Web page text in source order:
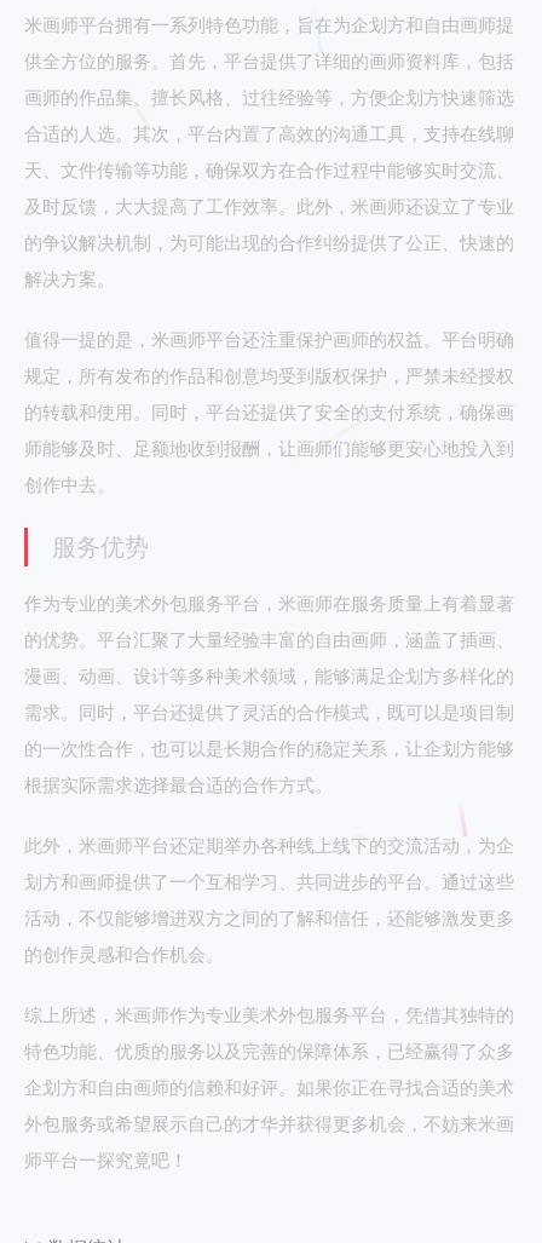
米画师平台拥有一系列特色功能，旨在为企划方和自由画师提
供全方位的服务。首先，平台提供了详细的画师资料库，包括
画师的作品集、擅长风格、过往经验等，方便企划方快速筛选
合适的人选。其次，平台内置了高效的沟通工具，支持在线聊
天、文件传输等功能，确保双方在合作过程中能够实时交流、
及时反馈，大大提高了工作效率。此外，米画师还设立了专业
的争议解决机制，为可能出现的合作纠纷提供了公正、快速的
解决方案。
值得一提的是，米画师平台还注重保护画师的权益。平台明确
规定，所有发布的作品和创意均受到版权保护，严禁未经授权
的转载和使用。同时，平台还提供了安全的支付系统，确保画
师能够及时、足额地收到报酬，让画师们能够更安心地投入到
创作中去。
服务优势
作为专业的美术外包服务平台，米画师在服务质量上有着显著
的优势。平台汇聚了大量经验丰富的自由画师，涵盖了插画、
漫画、动画、设计等多种美术领域，能够满足企划方多样化的
需求。同时，平台还提供了灵活的合作模式，既可以是项目制
的一次性合作，也可以是长期合作的稳定关系，让企划方能够
根据实际需求选择最合适的合作方式。
此外，米画师平台还定期举办各种线上线下的交流活动，为企
划方和画师提供了一个互相学习、共同进步的平台。通过这些
活动，不仅能够增进双方之间的了解和信任，还能够激发更多
的创作灵感和合作机会。
综上所述，米画师作为专业美术外包服务平台，凭借其独特的
特色功能、优质的服务以及完善的保障体系，已经赢得了众多
企划方和自由画师的信赖和好评。如果你正在寻找合适的美术
外包服务或希望展示自己的才华并获得更多机会，不妨来米画
师平台一探究竟吧！